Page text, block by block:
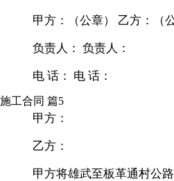
甲方：（公章） 乙方：（
负责人： 负责人：
电 话： 电 话：
施工合同 篇5
甲方：
乙方：
甲方将雄武至板革通村公